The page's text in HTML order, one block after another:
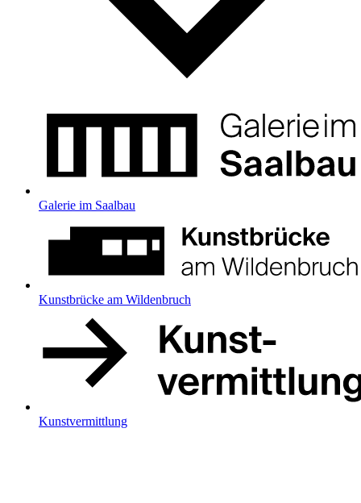
Galerie im Saalbau
Kunstbrücke am Wildenbruch
Kunstvermittlung